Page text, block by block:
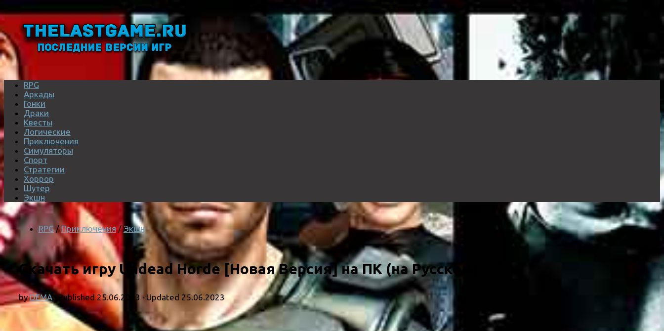
RPG
Аркады
Гонки
Драки
Квесты
Логические
Приключения
Симуляторы
Спорт
Стратегии
Хоррор
Шутер
Экшн
RPG / Приключения / Экшн
Скачать игру Undead Horde [Новая Версия] на ПК (на Русском)
byDEMA · Published25.06.2023 · Updated 25.06.2023